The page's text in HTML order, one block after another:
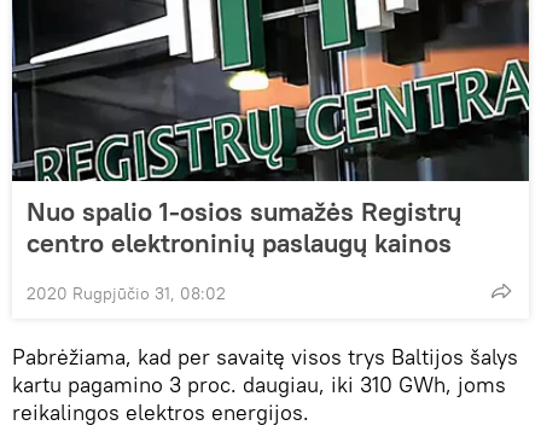
Nuo spalio 1-osios sumažės Registrų
centro elektroninių paslaugų kainos
2020 Rugpjūčio 31, 08:02
Pabrėžiama, kad per savaitę visos trys Baltijos šalys
kartu pagamino 3 proc. daugiau, iki 310 GWh, joms
reikalingos elektros energijos.